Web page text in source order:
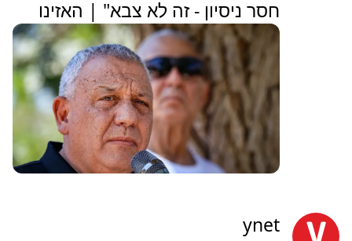
חסר ניסיון - זה לא צבא" | האזינו
ynet